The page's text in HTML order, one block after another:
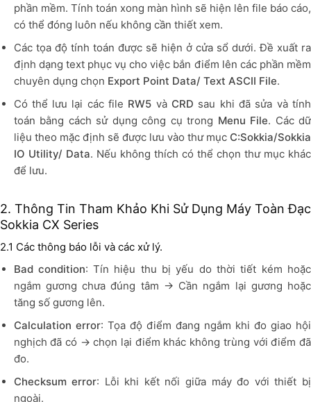
phần mềm. Tính toán xong màn hình sẽ hiện lên file báo cáo,
có thể đóng luôn nếu không cần thiết xem.
Các tọa độ tính toán được sẽ hiện ở cửa sổ dưới. Đề xuất ra
định dạng text phục vụ cho việc bắn điểm lên các phần mềm
chuyên dụng chọn Export Point Data/ Text ASCII File.
Có thể lưu lại các file RW5 và CRD sau khi đã sửa và tính
toán bằng cách sử dụng công cụ trong Menu File. Các dữ
liệu theo mặc định sẽ được lưu vào thư mục C:Sokkia/Sokkia
IO Utility/ Data. Nếu không thích có thể chọn thư mục khác
để lưu.
2. Thông Tin Tham Khảo Khi Sử Dụng Máy Toàn Đạc
Sokkia CX Series
2.1 Các thông báo lỗi và các xử lý.
Bad condition: Tín hiệu thu bị yếu do thời tiết kém hoặc
ngắm gương chưa đúng tâm → Cần ngắm lại gương hoặc
tăng số gương lên.
Calculation error: Tọa độ điểm đang ngắm khi đo giao hội
nghịch đã có → chọn lại điểm khác không trùng với điểm đã
đo.
Checksum error: Lỗi khi kết nối giữa máy đo với thiết bị
ngoài.